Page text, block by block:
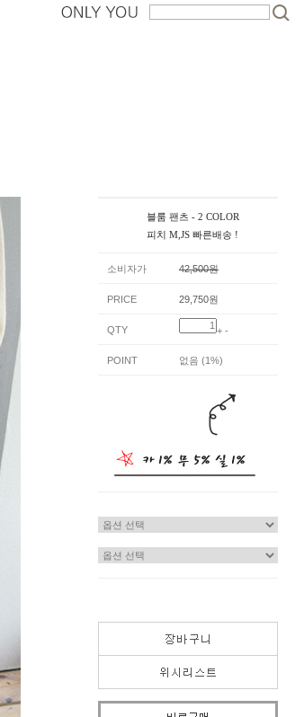
블룸 팬츠 - 2 COLOR
피치 M,JS 빠른배송 !
소비자가 42,500원
PRICE 29,750원
QTY + -
POINT 없음 (1%)